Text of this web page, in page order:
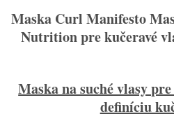
Maska Curl Manifesto
Nutrition pre kučeravé
Maska na suché vlasy
definíciu